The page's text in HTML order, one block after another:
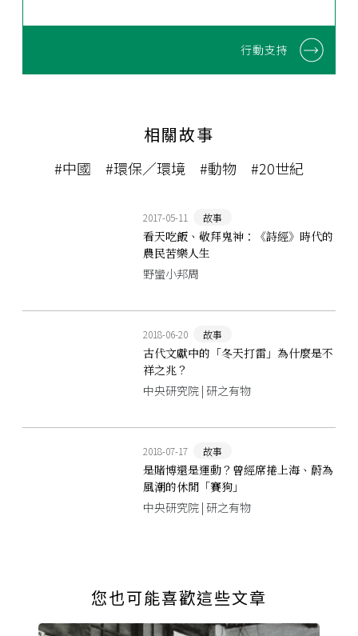
行動支持
相關故事
#中國 #環保／環境 #動物 #20世紀
2017-05-11 故事
看天吃飯、敬拜鬼神：《詩經》時代的
農民苦樂人生
野蠻小邦周
2018-06-20 故事
古代文獻中的「冬天打雷」為什麼是不
祥之兆？
中央研究院 | 研之有物
2018-07-17 故事
是賭博還是運動？曾經席捲上海、蔚為
風潮的休閒「賽狗」
中央研究院 | 研之有物
您也可能喜歡這些文章